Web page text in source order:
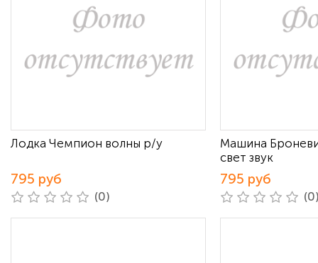
Лодка Чемпион волны р/у
795 руб
(0)
Машина
свет звук
795 руб